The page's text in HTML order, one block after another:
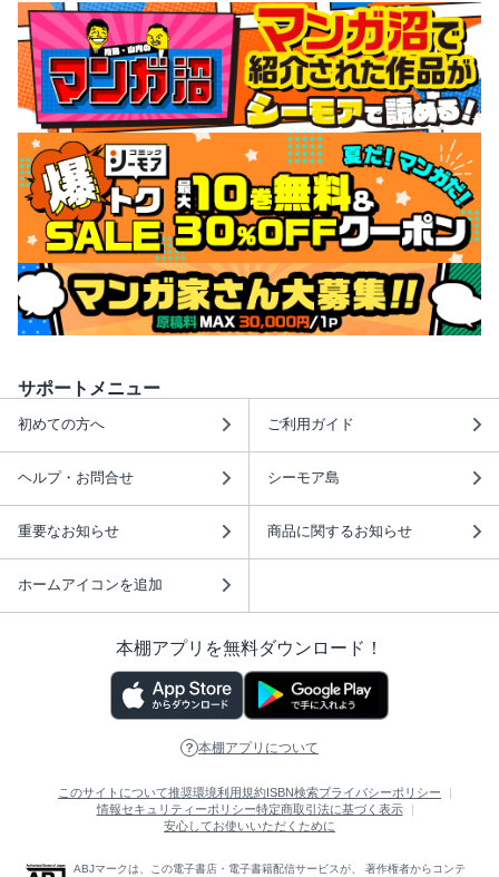
サポートメニュー
初めての方へ ご利用ガイド
ヘルプ・お問合せ シーモア島
重要なお知らせ 商品に関するお知らせ
ホームアイコンを追加
本棚アプリを無料ダウンロード！
本棚アプリについて
このサイトについて推奨環境利用規約 ISBN検索プライバシーポリシー
情報セキュリティーポリシー特定商取引法に基づく表示
安心してお使いいただくために
ABJマークは、この電子書店・電子書籍配信サービスが、 著作権者からコンテ